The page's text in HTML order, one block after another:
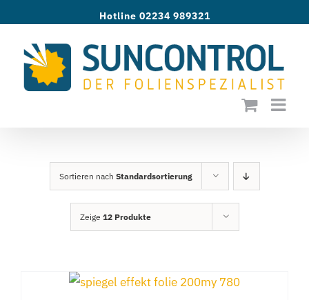
springen
Hotline 02234 989321
Sortieren nach Standardsortierung
Zeige 12 Produkte